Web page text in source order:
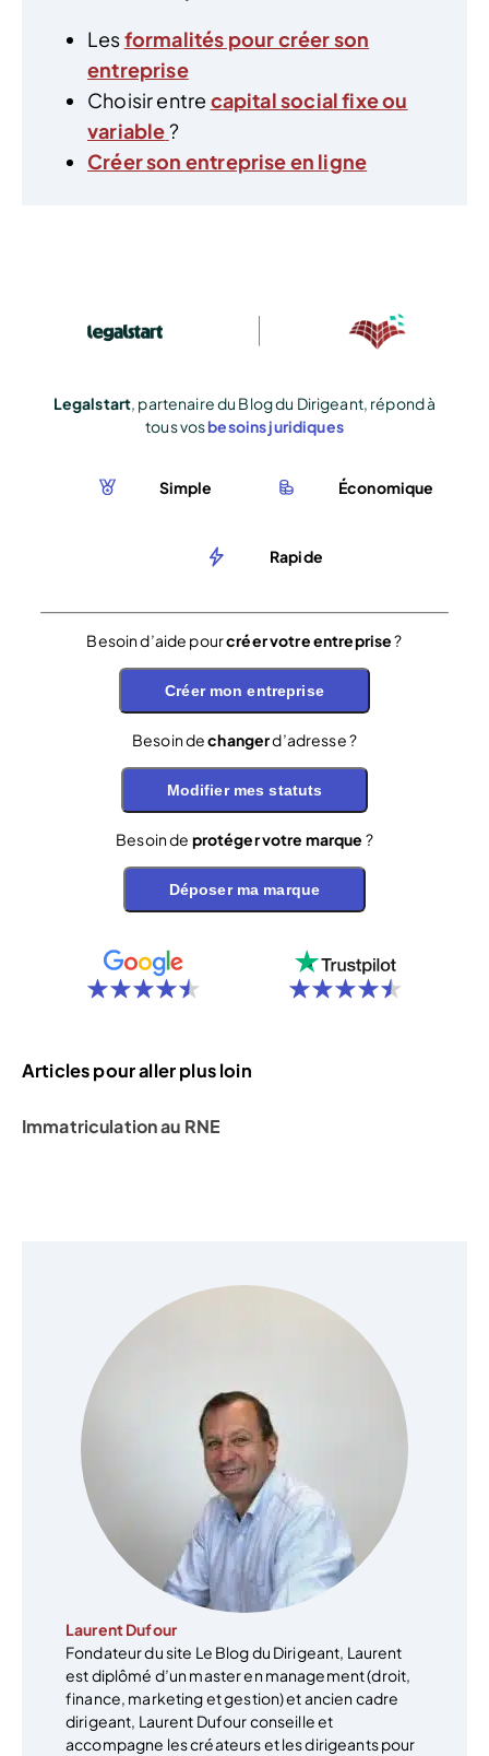
Lesformalités pour créer son
entreprise
Choisir entre capital social fixe ou
variable?
Créer son entreprise en ligne
Legalstart, partenaire du Blog du Dirigeant, répond à
tous vosbesoins juridiques
Simple Économique
Rapide
Besoin d’aide pourcréer votre entreprise?
Créer mon entreprise
Besoin dechangerd’adresse ?
Modifier mes statuts
Besoin de protéger votre marque ?
Déposer ma marque
Articles pour aller plus loin
Immatriculation au RNE
Laurent Dufour
Fondateur du site Le Blog du Dirigeant, Laurent
est diplômé d’un master en management (droit,
finance, marketing et gestion) et ancien cadre
dirigeant, Laurent Dufour conseille et
accompagne les créateurs et les dirigeants pour